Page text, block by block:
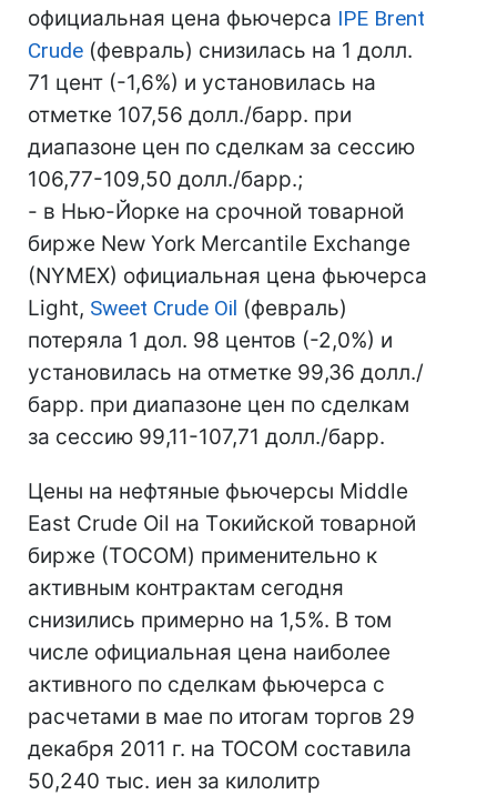
официальная цена фьючерса IPE Brent
Crude (февраль) снизилась на 1 долл.
71 цент (-1,6%) и установилась на
отметке 107,56 долл./барр. при
диапазоне цен по сделкам за сессию
106,77-109,50 долл./барр.;
- в Нью-Йорке на срочной товарной
бирже New York Mercantile Exchange
(NYMEX) официальная цена фьючерса
Light, Sweet Crude Oil (февраль)
потеряла 1 дол. 98 центов (-2,0%) и
установилась на отметке 99,36 долл./
барр. при диапазоне цен по сделкам
за сессию 99,11-107,71 долл./барр.
Цены на нефтяные фьючерсы Middle
East Crude Oil на Tокийской товарной
бирже (ТOCOM) применительно к
активным контрактам сегодня
снизились примерно на 1,5%. В том
числе официальная цена наиболее
активного по сделкам фьючерса с
расчетами в мае по итогам торгов 29
декабря 2011 г. на TOCOM составила
50,240 тыс. иен за килолитр